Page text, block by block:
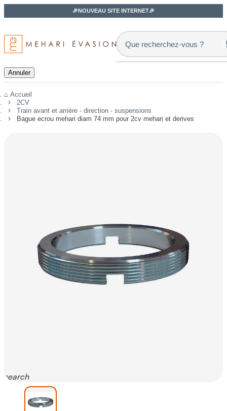
🎉NOUVEAU SITE INTERNET🎉
Annuler
Accueil
2CV
Train avant et arrière - direction - suspensions
Bague ecrou mehari diam 74 mm pour 2cv mehari et derives
search